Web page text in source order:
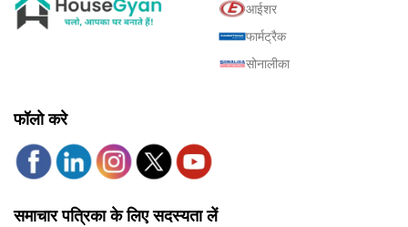
आईशर
फार्मट्रैक
सोनालीका
फॉलो करे
समाचार पत्रिका के लिए सदस्यता लें